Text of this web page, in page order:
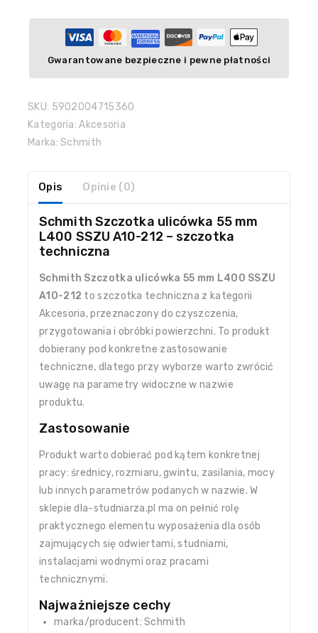
Gwarantowane bezpieczne i pewne płatności
SKU: 5902004715360
Kategoria:Akcesoria
Marka:Schmith
Opis Opinie (0)
Schmith Szczotka ulicówka 55 mm
L400 SSZU A10-212 – szczotka
techniczna
Schmith Szczotka ulicówka 55 mm L400 SSZU
A10-212 to szczotka techniczna z kategorii
Akcesoria, przeznaczony do czyszczenia,
przygotowania i obróbki powierzchni. To produkt
dobierany pod konkretne zastosowanie
techniczne, dlatego przy wyborze warto zwrócić
uwagę na parametry widoczne w nazwie
produktu.
Zastosowanie
Produkt warto dobierać pod kątem konkretnej
pracy: średnicy, rozmiaru, gwintu, zasilania, mocy
lub innych parametrów podanych w nazwie. W
sklepie dla-studniarza.pl ma on pełnić rolę
praktycznego elementu wyposażenia dla osób
zajmujących się odwiertami, studniami,
instalacjami wodnymi oraz pracami
technicznymi.
Najważniejsze cechy
marka/producent: Schmith